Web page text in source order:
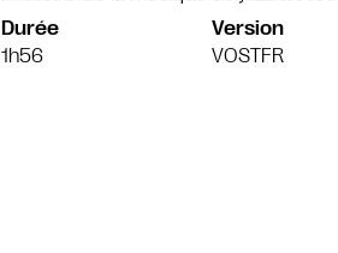
Durée
1h56
Version
VOSTFR